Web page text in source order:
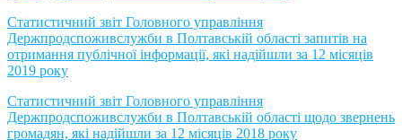
Статистичний звіт Головного управління
Держпродспоживслужби в Полтавській області запитів на
отримання публічної інформації, які надійшли за 12 місяців
2019 року
Статистичний звіт Головного управління
Держпродспоживслужби в Полтавській області щодо звернень
громадян, які надійшли за 12 місяців 2018 року